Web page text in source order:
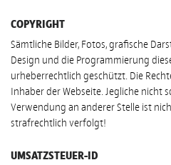
COPYRIGHT
Sämtliche Bilder, Fotos, grafische
Design und die Programmierung
urheberrechtlich geschützt. Die
Inhaber der Webseite. Jegliche nicht
Verwendung an anderer Stelle ist
strafrechtlich verfolgt!
UMSATZSTEUER-ID